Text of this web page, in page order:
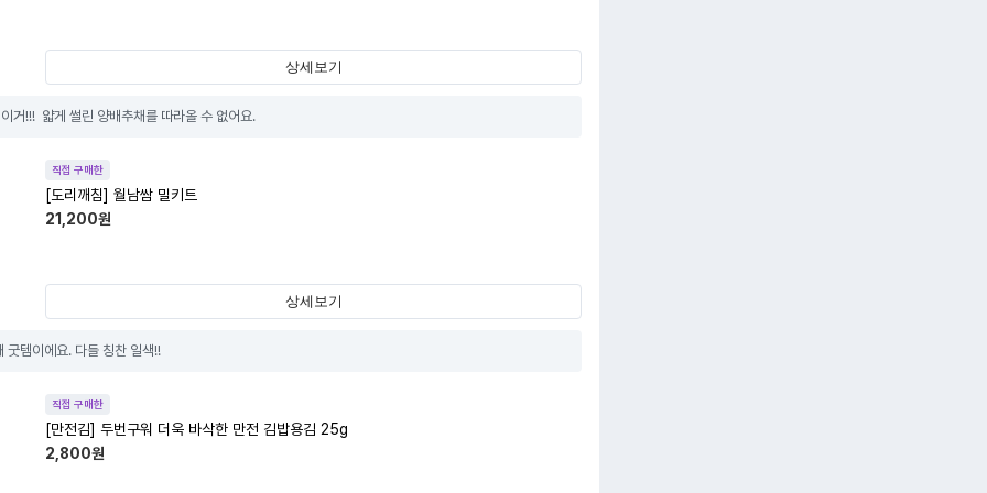
상세보기
거!!!  얇게 썰린 양배추채를 따라올 수 없어요.
직접 구매한
[도리깨침] 월남쌈 밀키트
21,200원
상세보기
굿템이에요. 다들 칭찬 일색!!
직접 구매한
[만전김] 두번구워 더욱 바삭한 만전 김밥용김 25g
2,800원